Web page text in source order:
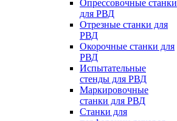
Опрессовочные станки
для РВД
Отрезные станки для
РВД
Окорочные станки для
РВД
Испытательные
стенды для РВД
Маркировочные
станки для РВД
Станки для